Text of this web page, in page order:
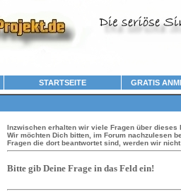
STARTSEITE GRATIS
Inzwischen erhalten wir viele Fragen über dieses
Wir möchten Dich bitten, im Forum nachzulesen
Fragen die dort beantwortet sind, werden wir
Bitte gib Deine Frage in das Feld ein!